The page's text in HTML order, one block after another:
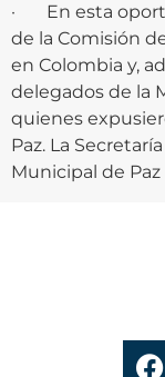
· En esta
de la Comisión
en Colombia y,
delegados de la
quienes
Paz. La
Municipal de Paz